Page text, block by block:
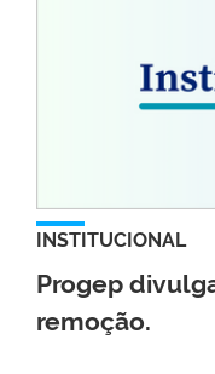
INSTITUCIONAL
Progep
remoção.